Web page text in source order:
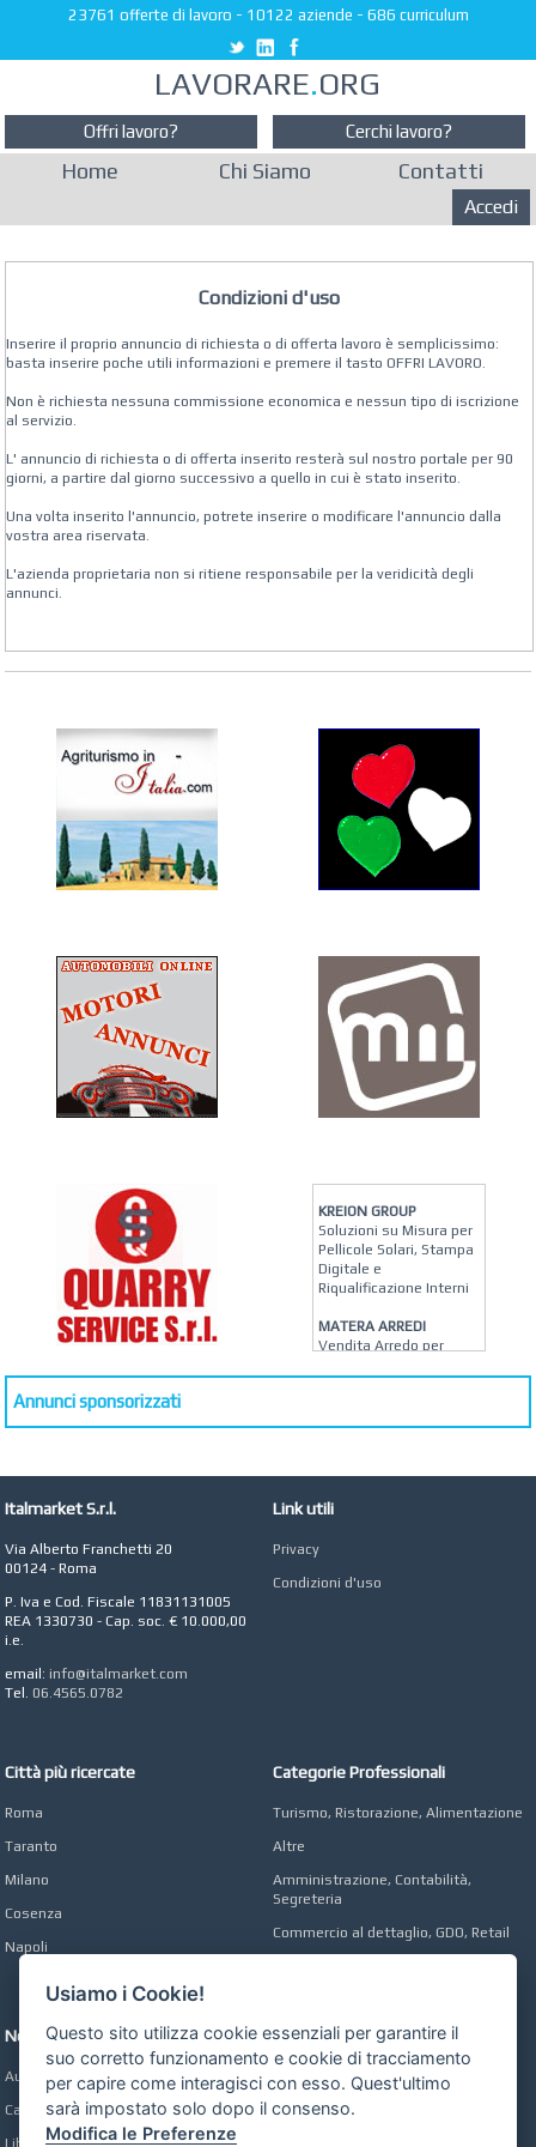
23761 offerte di lavoro - 10122 aziende - 686 curriculum
LAVORARE.ORG
Offri lavoro? Cerchi lavoro?
Home Chi Siamo Contatti
Accedi
Condizioni d'uso
Inserire il proprio annuncio di richiesta o di offerta lavoro è semplicissimo:
basta inserire poche utili informazioni e premere il tasto OFFRI LAVORO.
Non è richiesta nessuna commissione economica e nessun tipo di iscrizione
al servizio.
L' annuncio di richiesta o di offerta inserito resterà sul nostro portale per 90
giorni, a partire dal giorno successivo a quello in cui è stato inserito.
Una volta inserito l'annuncio, potrete inserire o modificare l'annuncio dalla
vostra area riservata.
L'azienda proprietaria non si ritiene responsabile per la veridicità degli
annunci.
KREION GROUP
Soluzioni su Misura per
Pellicole Solari, Stampa
Digitale e
Riqualificazione Interni
MATERA ARREDI
Vendita Arredo per
Giardino a Roma
Revisore dei Conti a
Roma
Azienda Agricola a
Roma
Annunci sponsorizzati
Italmarket S.r.l.
Via Alberto Franchetti 20
00124 - Roma
P. Iva e Cod. Fiscale 11831131005
REA 1330730 - Cap. soc. € 10.000,00
i.e.
email: info@italmarket.com
Tel. 06.4565.0782
Link utili
Privacy
Condizioni d'uso
Città più ricercate
Roma
Taranto
Milano
Cosenza
Napoli
Categorie Professionali
Turismo, Ristorazione, Alimentazione
Altre
Amministrazione, Contabilità,
Segreteria
Commercio al dettaglio, GDO, Retail
Network
Automobili Online
Case Online
Usiamo i Cookie!
Questo sito utilizza cookie essenziali per garantire il
suo corretto funzionamento e cookie di tracciamento
per capire come interagisci con esso. Quest'ultimo
sarà impostato solo dopo il consenso.
Modifica le Preferenze